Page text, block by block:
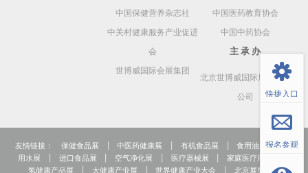
中国保健营养杂志社
中关村健康服务产业促进
会
世博威国际会展集团
中国医药教育协会
中国中药协会
主 承 办
北京世博威国际展览有限
公司
友情链接： 保健食品展 中医药健康展 有机食品展 食用油展 |
饮
用水展
进口食品展 空气净化展 医疗器械展 家庭医疗用品展
氢健康产品展
大健康产业展 世界健康产业大会 北京展览公司
快捷入口
报名参观